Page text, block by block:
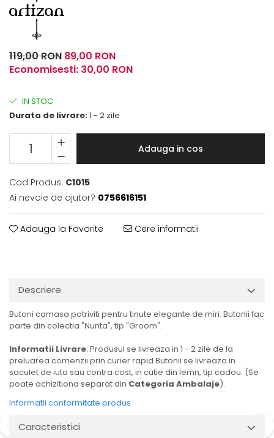
Fulare / Esarfe
119,00 RON 89,00 RON
Economisesti: 30,00 RON
IN STOC
Durata de livrare:1 - 2 zile
Adauga in cos
Cod Produs: C1015
Ai nevoie de ajutor? 0756616151
Adauga la Favorite Cere informatii
Descriere
Butoni camasa potriviti pentru tinute elegante de miri. Butonii fac
parte din colectia "Nunta", tip "Groom".
Informatii Livrare: Produsul se livreaza in 1 - 2 zile de la
preluarea comenzii prin curier rapid.Butonii se livreaza in
saculet de iuta sau contra cost, in cutie din lemn, tip cadou. (Se
poate achizitiona separat din Categoria Ambalaje).
Informatii conformitate produs
Caracteristici